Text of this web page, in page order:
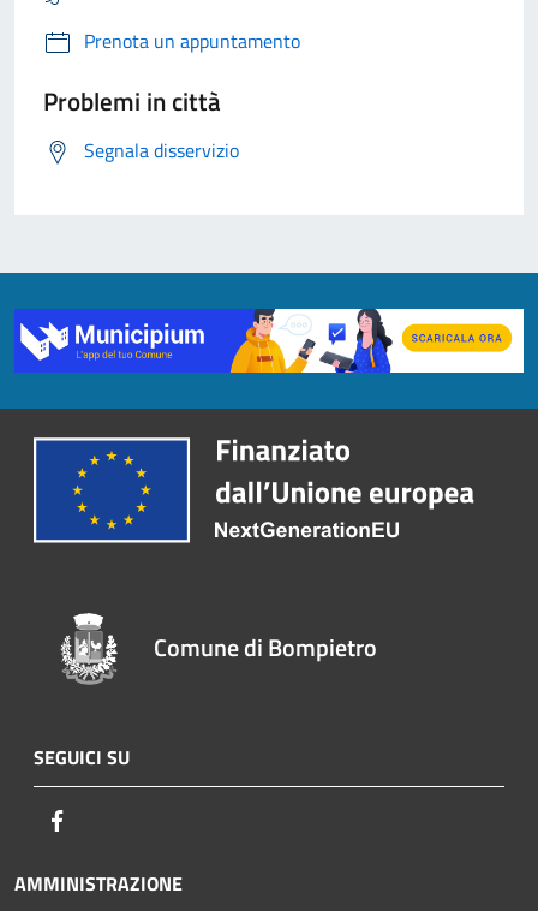
Prenota un appuntamento
Problemi in città
Segnala disservizio
Comune di Bompietro
SEGUICI SU
AMMINISTRAZIONE